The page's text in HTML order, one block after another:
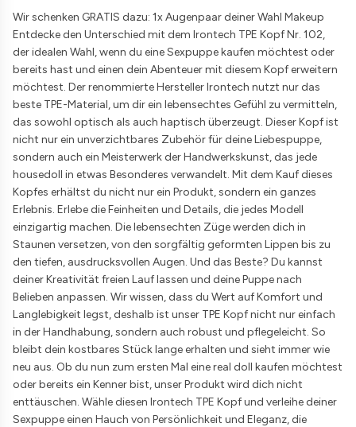
Wir schenken GRATIS dazu: 1x Augenpaar deiner Wahl Makeup
Entdecke den Unterschied mit dem Irontech TPE Kopf Nr. 102,
der idealen Wahl, wenn du eine Sexpuppe kaufen möchtest oder
bereits hast und einen dein Abenteuer mit diesem Kopf erweitern
möchtest. Der renommierte Hersteller Irontech nutzt nur das
beste TPE-Material, um dir ein lebensechtes Gefühl zu vermitteln,
das sowohl optisch als auch haptisch überzeugt. Dieser Kopf ist
nicht nur ein unverzichtbares Zubehör für deine Liebespuppe,
sondern auch ein Meisterwerk der Handwerkskunst, das jede
housedoll in etwas Besonderes verwandelt. Mit dem Kauf dieses
Kopfes erhältst du nicht nur ein Produkt, sondern ein ganzes
Erlebnis. Erlebe die Feinheiten und Details, die jedes Modell
einzigartig machen. Die lebensechten Züge werden dich in
Staunen versetzen, von den sorgfältig geformten Lippen bis zu
den tiefen, ausdrucksvollen Augen. Und das Beste? Du kannst
deiner Kreativität freien Lauf lassen und deine Puppe nach
Belieben anpassen. Wir wissen, dass du Wert auf Komfort und
Langlebigkeit legst, deshalb ist unser TPE Kopf nicht nur einfach
in der Handhabung, sondern auch robust und pflegeleicht. So
bleibt dein kostbares Stück lange erhalten und sieht immer wie
neu aus. Ob du nun zum ersten Mal eine real doll kaufen möchtest
oder bereits ein Kenner bist, unser Produkt wird dich nicht
enttäuschen. Wähle diesen Irontech TPE Kopf und verleihe deiner
Sexpuppe einen Hauch von Persönlichkeit und Eleganz, die